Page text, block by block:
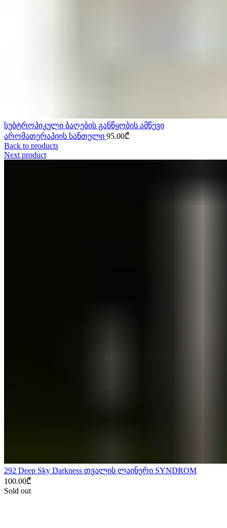
სუბტროპიკული ბაღების განწყობის ამწევი
არომათერაპიის სანთელი 95.00₾
Back to products
Next product
292 Deep Sky Darkness თვალის ლაინერი SYNDROM
100.00₾
Sold out